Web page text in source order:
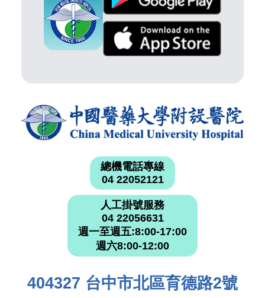
總機電話專線
04 22052121
人工掛號服務
04 22056631
週一至週五:8:00-17:00
週六8:00-12:00
404327 台中市北區育德路2號